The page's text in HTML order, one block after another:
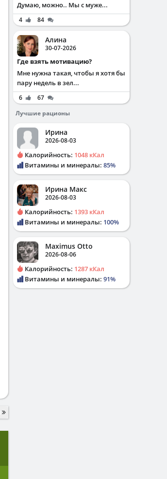
Думаю, можно.. Мы с муже...
4 84
Алина
30-07-2026
Где взять мотивацию?
Мне нужна такая, чтобы я хотя бы
пару недель в зел...
6
67
Лучшие рационы
Ирина
2026-08-03
Калорийность: 1048 кКал
Витамины и минералы: 85%
Ирина Макс
2026-08-03
Калорийность: 1393 кКал
Витамины и минералы: 100%
Maximus Otto
2026-08-06
Калорийность: 1287 кКал
Витамины и минералы: 91%